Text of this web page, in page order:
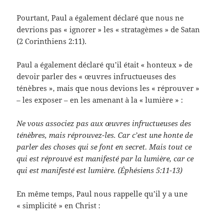
Pourtant, Paul a également déclaré que nous ne
devrions pas « ignorer » les « stratagèmes » de Satan
(2 Corinthiens 2:11).
Paul a également déclaré qu’il était « honteux » de
devoir parler des « œuvres infructueuses des
ténèbres », mais que nous devions les « réprouver »
– les exposer – en les amenant à la « lumière » :
Ne vous associez pas aux œuvres infructueuses des
ténèbres, mais réprouvez-les. Car c’est une honte de
parler des choses qui se font en secret. Mais tout ce
qui est réprouvé est manifesté par la lumière, car ce
qui est manifesté est lumière. (Éphésiens 5:11-13)
En même temps, Paul nous rappelle qu’il y a une
« simplicité » en Christ :